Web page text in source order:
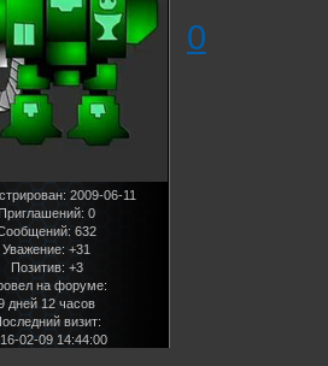
: 2009-06-11
Приглашений: 0
632
Уважение: +31
Позитив: +3
на форуме:
дней 12 часов
визит:
02-09 14:44:00
0